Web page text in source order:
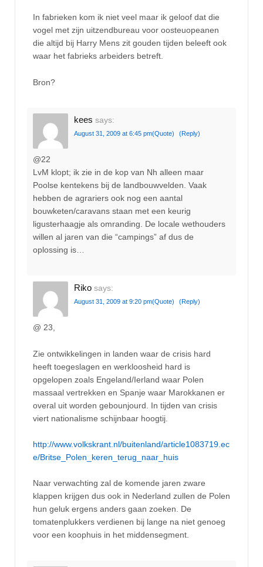
In fabrieken kom ik niet veel maar ik geloof dat die
vogel met zijn uitzendbureau voor oosteuopeanen
die altijd bij Harry Mens zit gouden tijden beleeft ook
waar het fabrieks arbeiders betreft.
Bron?
kees says:
August 31, 2009 at 6:45 pm(Quote) (Reply)
@22
LvM klopt; ik zie in de kop van Nh alleen maar
Poolse kentekens bij de landbouwvelden. Vaak
hebben de agrariers ook nog een aantal
bouwketen/caravans staan met een keurig
ligusterhaagje als omranding. De locale wethouders
willen al jaren van die “campings” af dus de
oplossing is…
Riko says:
August 31, 2009 at 9:20 pm(Quote) (Reply)
@ 23,
Zie ontwikkelingen in landen waar de crisis hard
heeft toegeslagen en werkloosheid hard is
opgelopen zoals Engeland/Ierland waar Polen
massaal vertrekken en Spanje waar Marokkanen er
overal uit worden gebounjourd. In tijden van crisis
viert nationalisme schijnbaar hoogtij.
http://www.volkskrant.nl/buitenland/article1083719.ec
e/Britse_Polen_keren_terug_naar_huis
Naar verwachting zal de komende jaren zware
klappen krijgen dus ook in Nederland zullen de Polen
hun geluk ergens anders gaan zoeken. De
tomatenplukkers verdienen bij lange na niet genoeg
voor een koophuis in het middensegment.